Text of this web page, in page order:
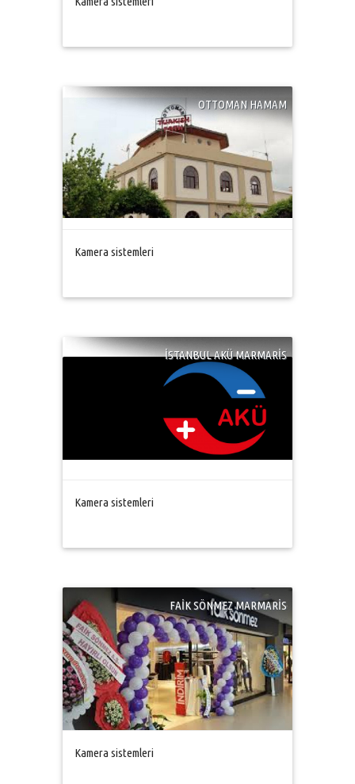
OTTOMAN HAMAM
Kamera sistemleri
İSTANBUL AKÜ MARMARİS
Kamera sistemleri
FAİK SÖNMEZ MARMARİS
Kamera sistemleri